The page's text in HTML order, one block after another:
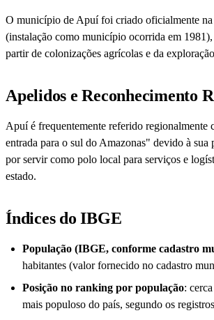
O município de Apuí foi criado oficialmente na
(instalação como município ocorrida em
partir de colonizações agrícolas e da
Apelidos e Reconhecimento
Apuí é frequentemente referido regionalmente
entrada para o sul do Amazonas" devido à sua
por servir como polo local para serviços e
estado.
Índices do IBGE
População (IBGE, conforme cadastro
habitantes (valor fornecido no cadastro
Posição no ranking por população:
mais populoso do país, segundo os